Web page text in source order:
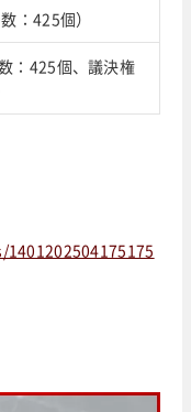
：425個）
：425個、議決権